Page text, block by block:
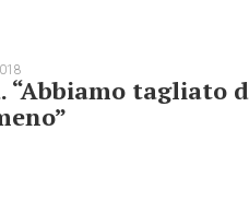
“Abbiamo tagliato